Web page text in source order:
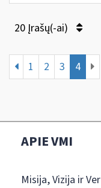
20 Įrašų(-ai)
1 2 3 4
APIE VMI
Misija, Vizija ir